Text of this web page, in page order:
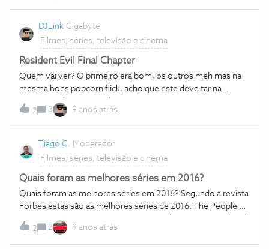
DJLink Gigabyte
Filmes, séries, televisão e cinema
Resident Evil Final Chapter
Quem vai ver? O primeiro era bom, os outros meh mas na
mesma bons popcorn flick, acho que este deve tar na
mesma onda, portanto lá vou eu.
2
3 9 anos atrás
Tiago C. Moderador
Filmes, séries, televisão e cinema
Quais foram as melhores séries em 2016?
Quais foram as melhores séries em 2016? Segundo a revista
Forbes estas são as melhores séries de 2016: The People v.
O.J. Simpson: American Crime Story Atlanta Better Call Saul
Game of Thrones The Americans Stranger Things The Night
Of This Is Us Westworld The Good Place O que acham?
2 2 9 anos atrás